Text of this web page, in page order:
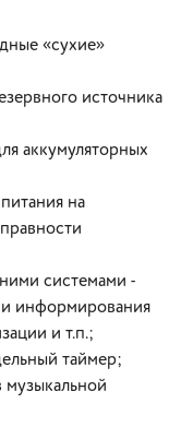
«сухие»
источника
аккумуляторных
на
системами -
информирования
и т.п.;
таймер;